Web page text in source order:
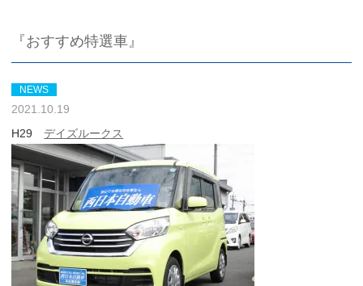
『おすすめ特選車』
NEWS
2021.10.19
H29デイズルークス